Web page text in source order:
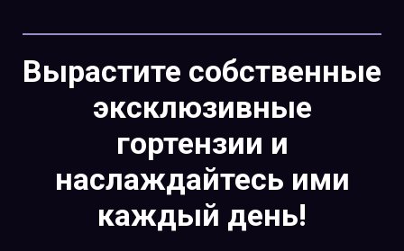
Вырастите собственные
эксклюзивные
гортензии и
наслаждайтесь ими
каждый день!